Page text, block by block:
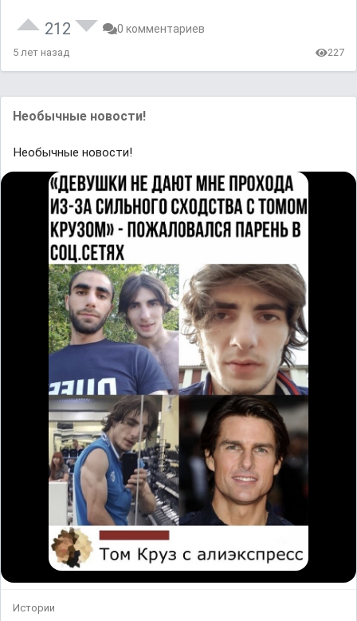
212 0 комментариев
5 лет назад 227
Необычные новости!
Необычные новости!
Истории